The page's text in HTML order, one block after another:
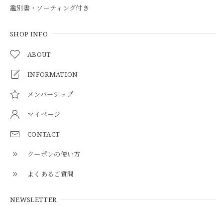
鑑別書・ソーティング付き
SHOP INFO
ABOUT
INFORMATION
メンバーシップ
マイページ
CONTACT
クーポンの使い方
よくあるご質問
NEWSLETTER